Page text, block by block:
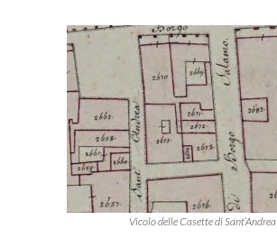
Vicolo delle Casette di Sant’Andrea